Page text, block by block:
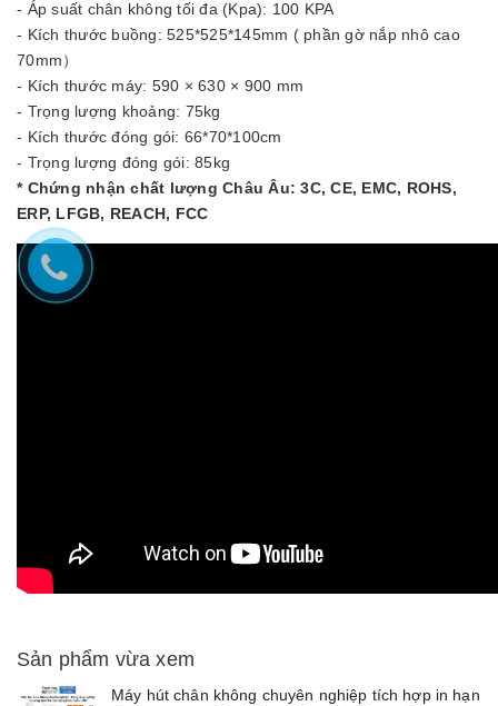
- Áp suất chân không tối đa (Kpa): 100 KPA
- Kích thước buồng: 525*525*145mm ( phần gờ nắp nhô cao
70mm）
- Kích thước máy: 590 × 630 × 900 mm
- Trọng lượng khoảng: 75kg
- Kích thước đóng gói: 66*70*100cm
- Trọng lượng đóng gói: 85kg
* Chứng nhận chất lượng Châu Âu: 3C, CE, EMC, ROHS,
ERP, LFGB, REACH, FCC
Sản phẩm vừa xem
Máy hút chân không chuyên nghiệp tích hợp in hạn